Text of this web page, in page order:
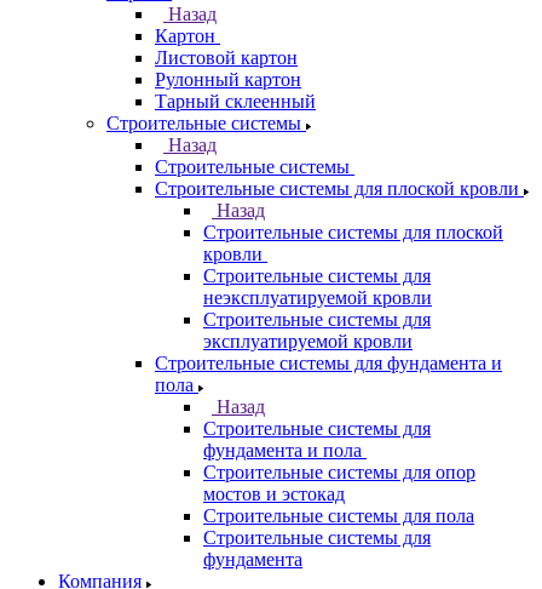
Назад
Картон
Листовой картон
Рулонный картон
Тарный склеенный
Строительные системы
Назад
Строительные системы
Строительные системы для плоской кровли
Назад
Строительные системы для плоской
кровли
Строительные системы для
неэксплуатируемой кровли
Строительные системы для
эксплуатируемой кровли
Строительные системы для фундамента и
пола
Назад
Строительные системы для
фундамента и пола
Строительные системы для опор
мостов и эстокад
Строительные системы для пола
Строительные системы для
фундамента
Компания